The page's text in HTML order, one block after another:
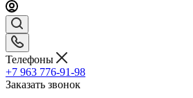
Телефоны
+7 963 776-91-98
Заказать звонок